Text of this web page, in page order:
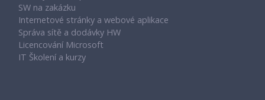
SW na zakázku
Internetové stránky a webové aplikace
Správa sítě a dodávky HW
Licencování Microsoft
IT Školení a kurzy